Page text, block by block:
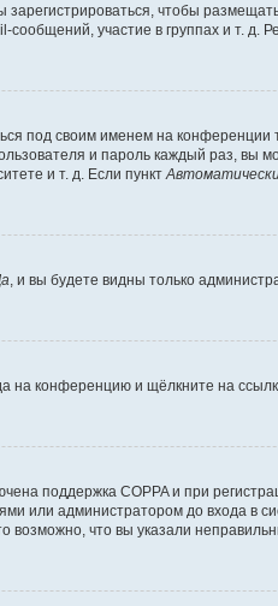
чтобы
участие в группах и т. д.
под своим именем на
и пароль каждый раз,
и т. д. Если пункт
, и вы будете видны только
на конференцию и щёлкните на
поддержка COPPA и при
или администратором до входа в
что вы указали